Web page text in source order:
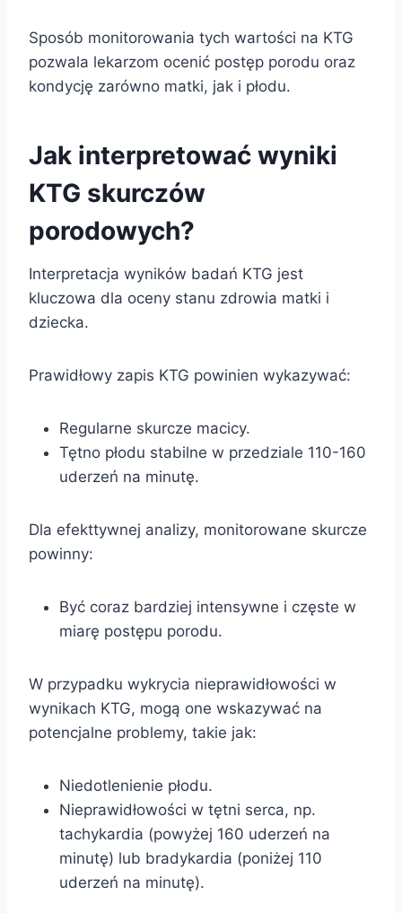
Sposób monitorowania tych wartości na KTG
pozwala lekarzom ocenić postęp porodu oraz
kondycję zarówno matki, jak i płodu.
Jak interpretować wyniki
KTG skurczów
porodowych?
Interpretacja wyników badań KTG jest
kluczowa dla oceny stanu zdrowia matki i
dziecka.
Prawidłowy zapis KTG powinien wykazywać:
Regularne skurcze macicy.
Tętno płodu stabilne w przedziale 110-160
uderzeń na minutę.
Dla efekttywnej analizy, monitorowane skurcze
powinny:
Być coraz bardziej intensywne i częste w
miarę postępu porodu.
W przypadku wykrycia nieprawidłowości w
wynikach KTG, mogą one wskazywać na
potencjalne problemy, takie jak:
Niedotlenienie płodu.
Nieprawidłowości w tętni serca, np.
tachykardia (powyżej 160 uderzeń na
minutę) lub bradykardia (poniżej 110
uderzeń na minutę).